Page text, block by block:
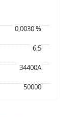
0,0030 %
6;5
34400A
50000